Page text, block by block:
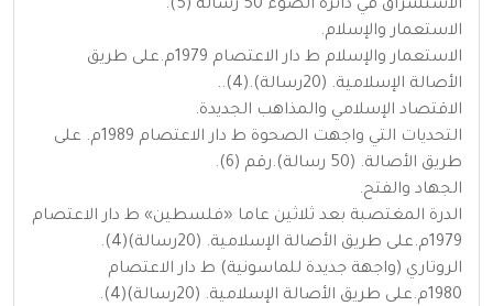
الاستشراق في دائرة الضوء 50 رسالة (5).
الاستعمار والإسلام.
الاستعمار والإسلام ط دار الاعتصام 1979م.على طريق
الأصالة الإسلامية. (20رسالة).(4)..
الاقتصاد الإسلامي والمذاهب الجديدة.
التحديات التي واجهت الصحوة ط دار الاعتصام 1989م. على
طريق الأصالة. (50 رسالة).رقم (6).
الجهاد والفتح.
الدرة المغتصبة بعد ثلاثين عاما «فلسطين» ط دار الاعتصام
1979م.على طريق الأصالة الإسلامية. (20رسالة)(4).
الروتاري (واجهة جديدة للماسونية) ط دار الاعتصام
1980م.على طريق الأصالة الإسلامية. (20رسالة)(4).